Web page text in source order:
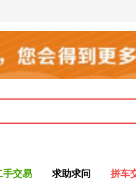
手交易 求助求问 拼车